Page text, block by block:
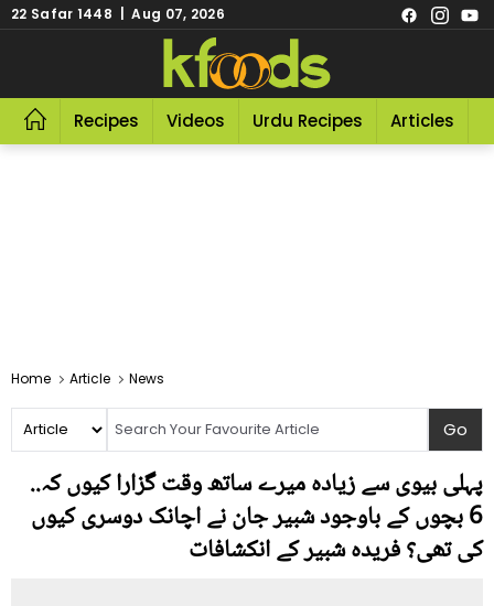
22 Safar 1448 | Aug 07, 2026
Recipes Videos Urdu Recipes Articles
Home Article News
پہلی بیوی سے زیادہ میرے ساتھ وقت گزارا کیوں کہ..
6 بچوں کے باوجود شبیر جان نے اچانک دوسری کیوں
کی تھی؟ فریدہ شبیر کے انکشافات